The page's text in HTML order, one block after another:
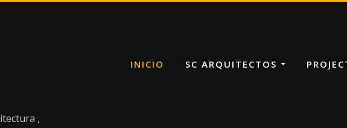
INICIO SC ARQUITECTOS
,